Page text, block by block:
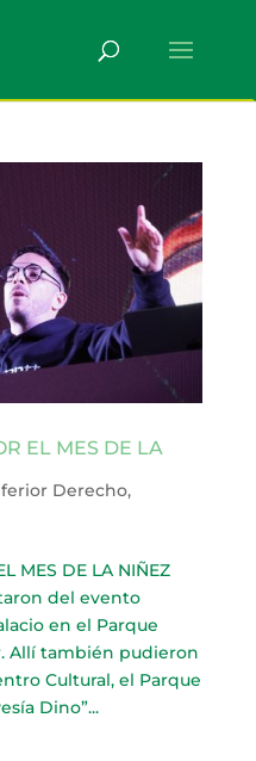
EL MES DE LA
Derecho,
MES DE LA NIÑEZ
del evento
en el Parque
Allí también pudieron
Cultural, el Parque
Dino”...